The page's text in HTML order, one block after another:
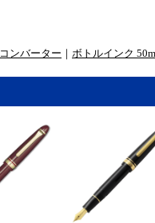
コンバーター ｜ ボトルインク